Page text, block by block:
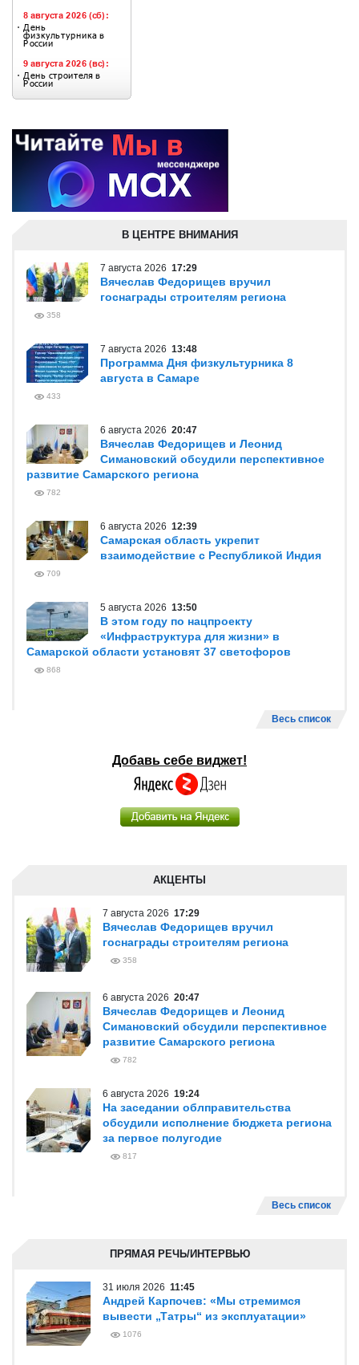
В ЦЕНТРЕ ВНИМАНИЯ
7 августа 2026 17:29
Вячеслав Федорищев вручил
госнаграды строителям региона
358
7 августа 2026 13:48
Программа Дня физкультурника 8
августа в Самаре
433
6 августа 2026 20:47
Вячеслав Федорищев и Леонид
Симановский обсудили перспективное
развитие Самарского региона
782
6 августа 2026 12:39
Самарская область укрепит
взаимодействие с Республикой Индия
709
5 августа 2026 13:50
В этом году по нацпроекту
«Инфраструктура для жизни» в
Самарской области установят 37 светофоров
868
Весь список
Добавь себе виджет!
АКЦЕНТЫ
7 августа 2026 17:29
Вячеслав Федорищев вручил
госнаграды строителям региона
358
6 августа 2026 20:47
Вячеслав Федорищев и Леонид
Симановский обсудили перспективное
развитие Самарского региона
782
6 августа 2026 19:24
На заседании облправительства
обсудили исполнение бюджета региона
за первое полугодие
817
Весь список
ПРЯМАЯ РЕЧЬ/ИНТЕРВЬЮ
31 июля 2026 11:45
Андрей Карпочев: «Мы стремимся
вывести „Татры“ из эксплуатации»
1076